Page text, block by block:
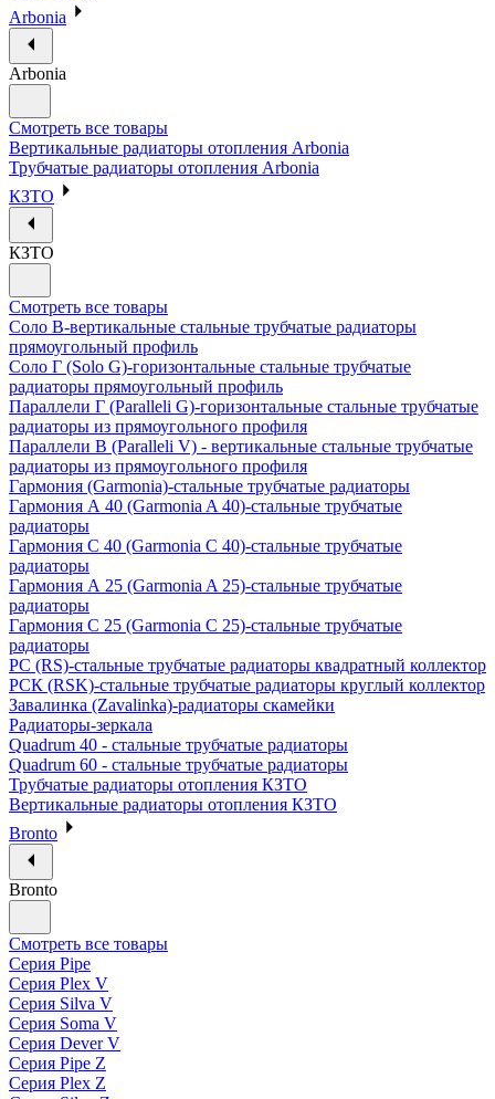
Arbonia
Arbonia
Смотреть все товары
Вертикальные радиаторы отопления Arbonia
Трубчатые радиаторы отопления Arbonia
КЗТО
КЗТО
Смотреть все товары
Соло В-вертикальные стальные трубчатые радиаторы
прямоугольный профиль
Соло Г (Solo G)-горизонтальные стальные трубчатые
радиаторы прямоугольный профиль
Параллели Г (Paralleli G)-горизонтальные стальные трубчатые
радиаторы из прямоугольного профиля
Параллели В (Paralleli V) - вертикальные стальные трубчатые
радиаторы из прямоугольного профиля
Гармония (Garmonia)-стальные трубчатые радиаторы
Гармония А 40 (Garmonia A 40)-стальные трубчатые
радиаторы
Гармония С 40 (Garmonia C 40)-стальные трубчатые
радиаторы
Гармония А 25 (Garmonia A 25)-стальные трубчатые
радиаторы
Гармония С 25 (Garmonia C 25)-стальные трубчатые
радиаторы
РС (RS)-стальные трубчатые радиаторы квадратный коллектор
РСК (RSK)-стальные трубчатые радиаторы круглый коллектор
Завалинка (Zavalinka)-радиаторы скамейки
Радиаторы-зеркала
Quadrum 40 - стальные трубчатые радиаторы
Quadrum 60 - стальные трубчатые радиаторы
Трубчатые радиаторы отопления КЗТО
Вертикальные радиаторы отопления КЗТО
Bronto
Bronto
Смотреть все товары
Серия Pipe
Серия Plex V
Серия Silva V
Серия Soma V
Серия Dever V
Серия Pipe Z
Серия Plex Z